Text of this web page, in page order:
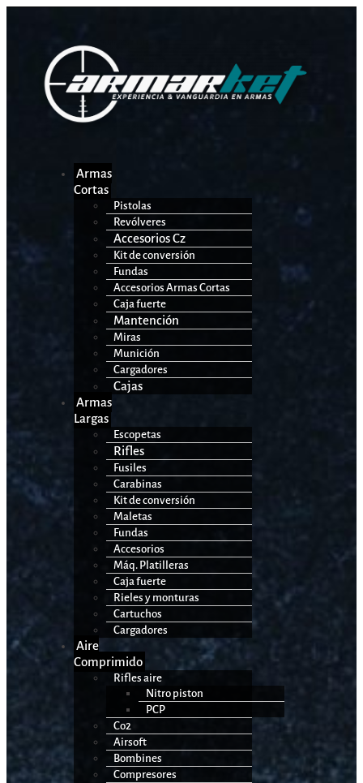
Armas
Cortas
Pistolas
Revólveres
Accesorios Cz
Kit de conversión
Fundas
Accesorios Armas Cortas
Caja fuerte
Mantención
Miras
Munición
Cargadores
Cajas
Armas
Largas
Escopetas
Rifles
Fusiles
Carabinas
Kit de conversión
Maletas
Fundas
Accesorios
Máq. Platilleras
Caja fuerte
Rieles y monturas
Cartuchos
Cargadores
Aire
Comprimido
Rifles aire
Nitro piston
PCP
Co2
Airsoft
Bombines
Compresores